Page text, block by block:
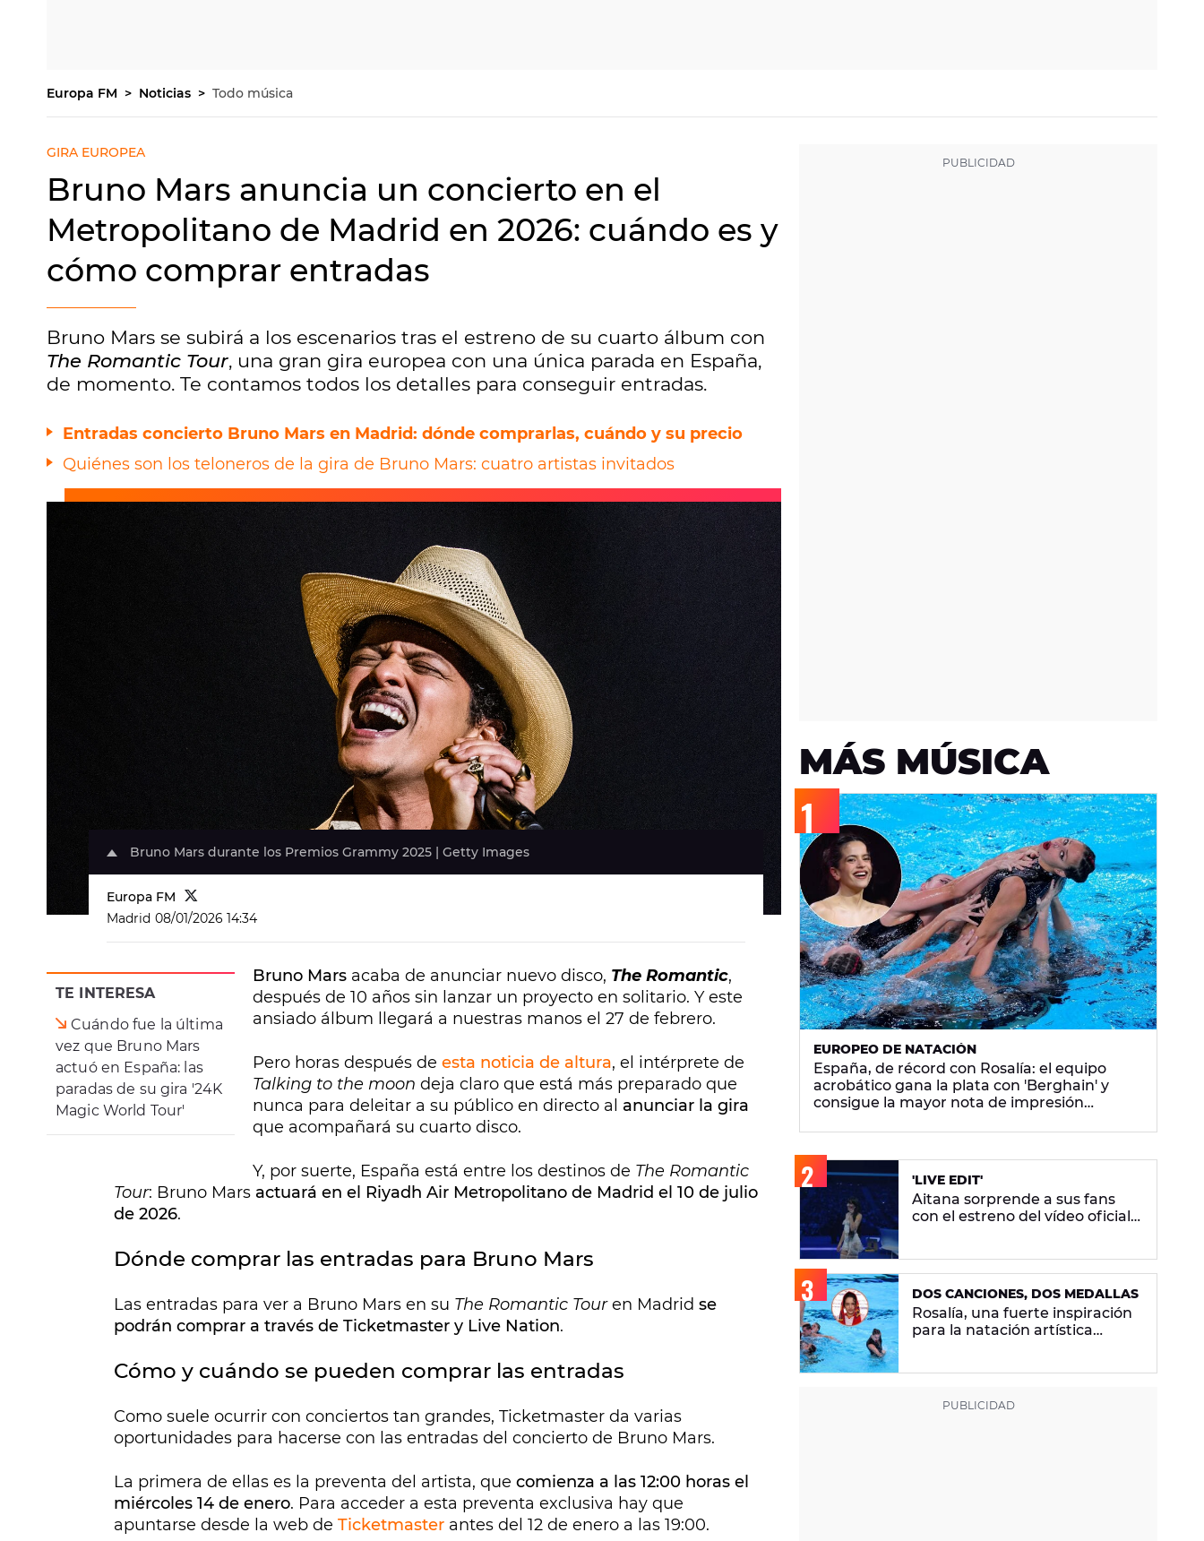
Europa FM Noticias Todo música
GIRA EUROPEA
Bruno Mars anuncia un concierto en el
Metropolitano de Madrid en 2026: cuándo es y
cómo comprar entradas
Bruno Mars se subirá a los escenarios tras el estreno de su cuarto álbum con
The Romantic Tour, una gran gira europea con una única parada en España,
de momento. Te contamos todos los detalles para conseguir entradas.
Entradas concierto Bruno Mars en Madrid: dónde comprarlas, cuándo y su precio
Quiénes son los teloneros de la gira de Bruno Mars: cuatro artistas invitados
Bruno Mars durante los Premios Grammy 2025 | Getty Images
Europa FM
Madrid 08/01/2026 14:34
TE INTERESA
Cuándo fue la última
vez que Bruno Mars
actuó en España: las
paradas de su gira '24K
Magic World Tour'
Bruno Mars acaba de anunciar nuevo disco, The Romantic,
después de 10 años sin lanzar un proyecto en solitario. Y este
ansiado álbum llegará a nuestras manos el 27 de febrero.
Pero horas después de esta noticia de altura, el intérprete de
Talking to the moon deja claro que está más preparado que
nunca para deleitar a su público en directo al anunciar la gira
que acompañará su cuarto disco.
Y, por suerte, España está entre los destinos de The Romantic
Tour: Bruno Mars actuará en el Riyadh Air Metropolitano de Madrid el 10 de julio
de 2026.
Dónde comprar las entradas para Bruno Mars
Las entradas para ver a Bruno Mars en su The Romantic Touren Madrid se
podrán comprar a través de Ticketmaster y Live Nation.
Cómo y cuándo se pueden comprar las entradas
Como suele ocurrir con conciertos tan grandes, Ticketmaster da varias
oportunidades para hacerse con las entradas del concierto de Bruno Mars.
La primera de ellas es la preventa del artista, que comienza a las 12:00 horas el
miércoles 14 de enero. Para acceder a esta preventa exclusiva hay que
apuntarse desde la web de Ticketmaster antes del 12 de enero a las 19:00.
MÁS MÚSICA
EUROPEO DE NATACIÓN
España, de récord con Rosalía: el equipo
acrobático gana la plata con 'Berghain' y
consigue la mayor nota de impresión
'LIVE EDIT'
Aitana sorprende a sus fans
con el estreno del vídeo oficial
DOS CANCIONES, DOS MEDALLAS
Rosalía, una fuerte inspiración
para la natación artística